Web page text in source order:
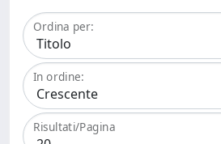
Ordina per:
In ordine:
Risultati/Pagina